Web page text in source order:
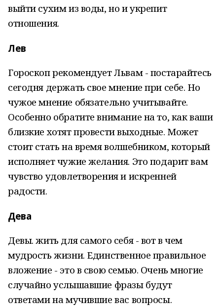
выйти сухим из воды, но и укрепит
отношения.
Лев
Гороскоп рекомендует Львам - постарайтесь
сегодня держать свое мнение при себе. Но
чужое мнение обязательно учитывайте.
Особенно обратите внимание на то, как ваши
близкие хотят провести выходные. Может
стоит стать на время волшебником, который
исполняет чужие желания. Это подарит вам
чувство удовлетворения и искренней
радости.
Дева
Девы. жить для самого себя - вот в чем
мудрость жизни. Единственное правильное
вложение - это в свою семью. Очень многие
случайно услышавшие фразы будут
ответами на мучившие вас вопросы.